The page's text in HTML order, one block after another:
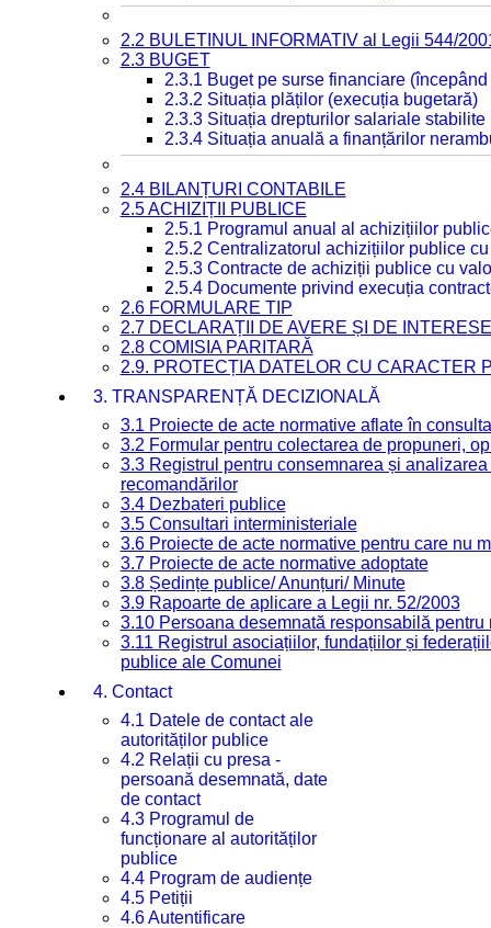
2.2 BULETINUL INFORMATIV al Legii 544/
2.3 BUGET
2.3.1 Buget pe surse financiare
2.3.2 Situația plăților (execuția bugetară)
2.3.3 Situația drepturilor salariale
2.3.4 Situația anuală a finanțărilor
2.4 BILANȚURI CONTABILE
2.5 ACHIZIȚII PUBLICE
2.5.1 Programul anual al achizițiilor
2.5.2 Centralizatorul achizițiilor publice
2.5.3 Contracte de achiziții publice cu
2.5.4 Documente privind execuția
2.6 FORMULARE TIP
2.7 DECLARAȚII DE AVERE ȘI DE INTERESE
2.8 COMISIA PARITARĂ
2.9. PROTECȚIA DATELOR CU CARACTER
3. TRANSPARENȚĂ DECIZIONALĂ
3.1 Proiecte de acte normative aflate în
3.2 Formular pentru colectarea de propuneri,
3.3 Registrul pentru consemnarea și
recomandărilor
3.4 Dezbateri publice
3.5 Consultari interministeriale
3.6 Proiecte de acte normative pentru care nu
3.7 Proiecte de acte normative adoptate
3.8 Ședințe publice/ Anunțuri/ Minute
3.9 Rapoarte de aplicare a Legii nr. 52/2003
3.10 Persoana desemnată responsabilă
3.11 Registrul asociațiilor, fundațiilor și
publice ale Comunei
4. Contact
4.1 Datele de contact ale
autorităților publice
4.2 Relații cu presa -
persoană desemnată, date
de contact
4.3 Programul de
funcționare al autorităților
publice
4.4 Program de audiențe
4.5 Petiții
4.6 Autentificare